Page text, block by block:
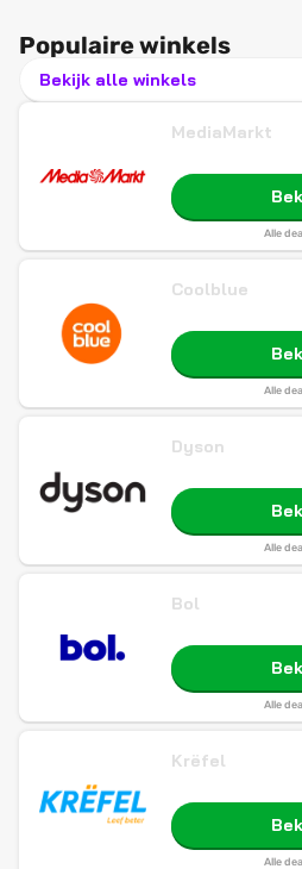
Populaire winkels
Bekijk alle winkels
MediaMarkt
Alle
Coolblue
Alle
Dyson
Alle
Bol
Alle
Krëfel
Alle